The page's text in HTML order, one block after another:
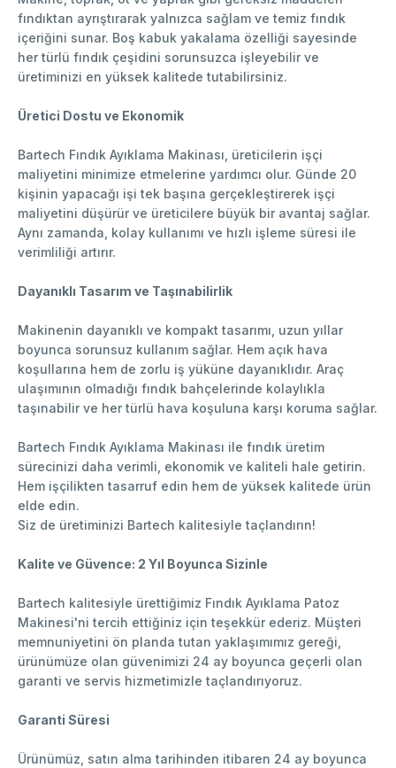
fındıktan ayrıştırarak yalnızca sağlam ve temiz fındık
içeriğini sunar. Boş kabuk yakalama özelliği sayesinde
her türlü fındık çeşidini sorunsuzca işleyebilir ve
üretiminizi en yüksek kalitede tutabilirsiniz.
Üretici Dostu ve Ekonomik
Bartech Fındık Ayıklama Makinası, üreticilerin işçi
maliyetini minimize etmelerine yardımcı olur. Günde 20
kişinin yapacağı işi tek başına gerçekleştirerek işçi
maliyetini düşürür ve üreticilere büyük bir avantaj sağlar.
Aynı zamanda, kolay kullanımı ve hızlı işleme süresi ile
verimliliği artırır.
Dayanıklı Tasarım ve Taşınabilirlik
Makinenin dayanıklı ve kompakt tasarımı, uzun yıllar
boyunca sorunsuz kullanım sağlar. Hem açık hava
koşullarına hem de zorlu iş yüküne dayanıklıdır. Araç
ulaşımının olmadığı fındık bahçelerinde kolaylıkla
taşınabilir ve her türlü hava koşuluna karşı koruma sağlar.
Bartech Fındık Ayıklama Makinası ile fındık üretim
sürecinizi daha verimli, ekonomik ve kaliteli hale getirin.
Hem işçilikten tasarruf edin hem de yüksek kalitede ürün
elde edin.
Siz de üretiminizi Bartech kalitesiyle taçlandırın!
Kalite ve Güvence: 2 Yıl Boyunca Sizinle
Bartech kalitesiyle ürettiğimiz Fındık Ayıklama Patoz
Makinesi'ni tercih ettiğiniz için teşekkür ederiz. Müşteri
memnuniyetini ön planda tutan yaklaşımımız gereği,
ürünümüze olan güvenimizi 24 ay boyunca geçerli olan
garanti ve servis hizmetimizle taçlandırıyoruz.
Garanti Süresi
Ürünümüz, satın alma tarihinden itibaren 24 ay boyunca